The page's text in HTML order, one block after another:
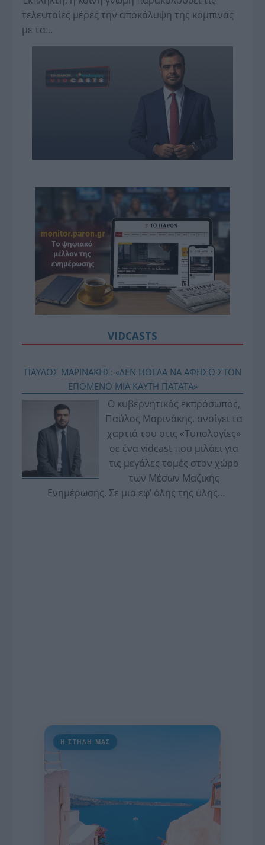
τελευταίες μέρες την αποκάλυψη της κο­μπίνας
με τα…
VIDCASTS
ΠΑΥΛΟΣ ΜΑΡΙΝΑΚΗΣ: «ΔΕΝ ΗΘΕΛΑ ΝΑ ΑΦΗΣΩ ΣΤΟΝ
ΕΠΟΜΕΝΟ ΜΙΑ ΚΑΥΤΗ ΠΑΤΑΤΑ»
Ο κυβερνητικός εκπρόσωπος,
Παύλος Μαρινάκης, ανοίγει τα
χαρτιά του στις «Τυπολογίες»
σε ένα vidcast που μιλάει για
τις μεγάλες τομές στον χώρο
των Μέσων Μαζικής
Ενημέρωσης. Σε μια εφ’ όλης της ύλης
Η ΣΤΗΛΗ ΜΑΣ